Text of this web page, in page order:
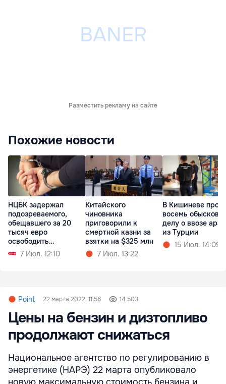
Разместить рекламу на сайте
Похожие новости
НЦБК задержал
подозреваемого,
обещавшего за 20
тысяч евро
освободить
насильника
7 Июл. 12:10
Китайского
чиновника
приговорили к
смертной казни за
взятки на $325 млн
7 Июл. 13:22
В Кишиневе
восемь обысков
делу о ввозе
из Турции
15 Июл. 14:09
Point 22 марта 2022, 11:56 14 503
Цены на бензин и дизтопливо
продолжают снижаться
Национальное агентство по регулированию в
энергетике (НАРЭ) 22 марта опубликовало